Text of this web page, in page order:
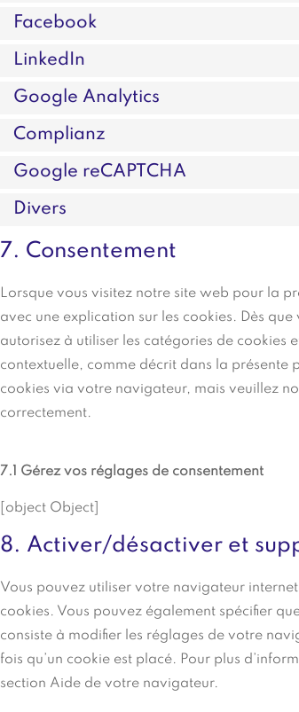
Facebook
LinkedIn
Google Analytics
Complianz
Google reCAPTCHA
Divers
7. Consentement
Lorsque vous visitez notre site web pour la
avec une explication sur les cookies. Dès
autorisez à utiliser les catégories de cookies
contextuelle, comme décrit dans la présente
cookies via votre navigateur, mais veuillez
correctement.
7.1 Gérez vos réglages de consentement
[object Object]
8. Activer/désactiver et
Vous pouvez utiliser votre navigateur
cookies. Vous pouvez également spécifier
consiste à modifier les réglages de votre
fois qu’un cookie est placé. Pour plus
section Aide de votre navigateur.